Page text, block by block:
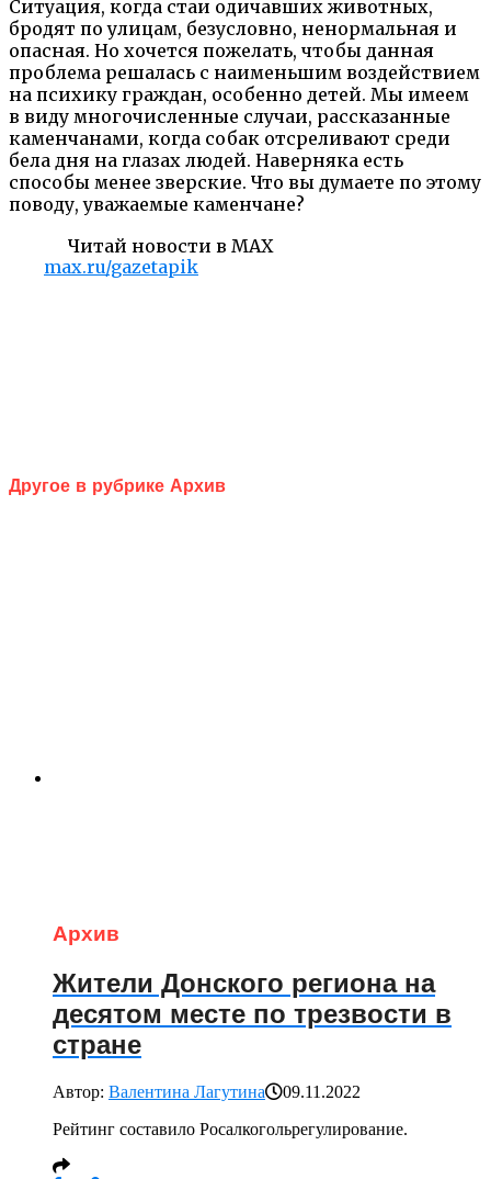
Ситуация, когда стаи одичавших животных,
бродят по улицам, безусловно, ненормальная и
опасная. Но хочется пожелать, чтобы данная
проблема решалась с наименьшим воздействием
на психику граждан, особенно детей. Мы имеем
в виду многочисленные случаи, рассказанные
каменчанами, когда собак отсреливают среди
бела дня на глазах людей. Наверняка есть
способы менее зверские. Что вы думаете по этому
поводу, уважаемые каменчане?
Читай новости в MAX
max.ru/gazetapik
Другое в рубрике Архив
Архив
Жители Донского региона на
десятом месте по трезвости в
стране
Автор: Валентина Лагутина
09.11.2022
Рейтинг составило Росалкогольрегулирование.